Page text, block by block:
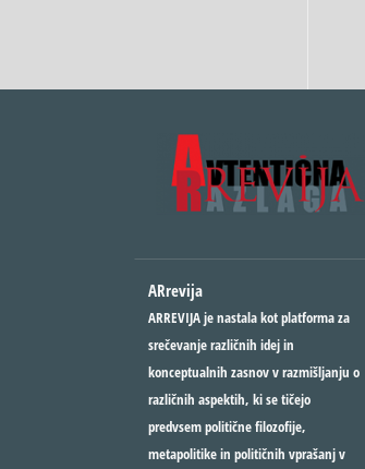
ARrevija
ARREVIJA je nastala kot platforma za
srečevanje različnih idej in
konceptualnih zasnov v razmišljanju o
različnih aspektih, ki se tičejo
predvsem politične filozofije,
metapolitike in političnih vprašanj v